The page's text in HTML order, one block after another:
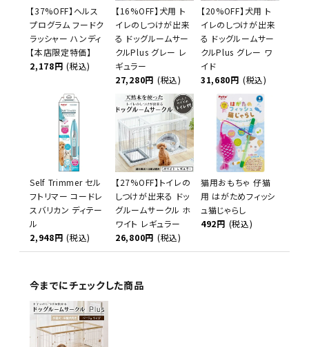
【37%OFF】ヘルス
プログラム フードク
ラッシャー ハンディ
【本店限定特価】
2,178円 (税込)
【16%OFF】犬用 ト
イレのしつけが出来
る ドッグルームサー
クルPlus グレー レ
ギュラー
27,280円 (税込)
【20%OFF】犬用 ト
イレのしつけが出来
る ドッグルームサー
クルPlus グレー ワ
イド
31,680円 (税込)
Self Trimmer セル
フトリマー コードレ
スバリカン ディテー
ル
2,948円 (税込)
【27%OFF】トイレの
しつけが出来る ドッ
グルームサークル ホ
ワイト レギュラー
26,800円 (税込)
猫用おもちゃ 仔猫
用 はがためフィッシ
ュ猫じゃらし
492円 (税込)
今までにチェックした商品